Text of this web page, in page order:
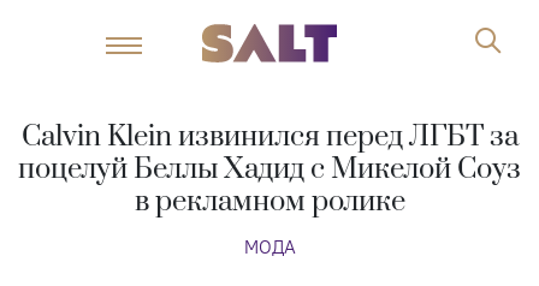
Calvin Klein извинился перед ЛГБТ за
поцелуй Беллы Хадид с Микелой Соуз
в рекламном ролике
МОДА